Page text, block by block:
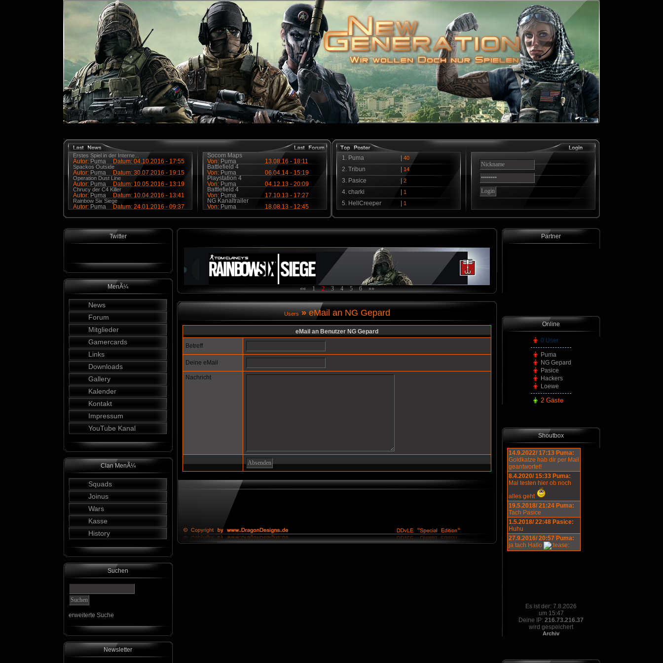
Erstes Spiel in der Interne...
Autor: Puma Datum: 04.10.2016 - 17:55
Spackos Outside
Autor: Puma Datum: 30.07.2016 - 19:15
Operation Dust Line
Autor: Puma Datum: 10.05.2016 - 13:19
Chrucy der C4 Killer
Autor: Puma Datum: 10.04.2016 - 13:41
Rainbow Six Siege
Autor: Puma Datum: 24.01.2016 - 09:37
Socom Maps
Von: Puma 13.08.16 - 18:11
Battlefield 4
Von: Puma 06.04.14 - 15:19
Playstation 4
Von: Puma 04.12.13 - 20:09
Battlefield 4
Von: Puma 17.10.13 - 17:27
NG Kanaltrailer
Von: Puma 18.08.13 - 12:45
1. Puma 40
2. Tribun 14
3. Pasice 2
4. charki 1
5. HellCreeper 1
Twitter
MenÃ¼
News
Forum
Mitglieder
Gamercards
Links
Downloads
Gallery
Kalender
Kontakt
Impressum
YouTube Kanal
Clan MenÃ¼
Squads
Joinus
Wars
Kasse
History
Suchen
erweiterte Suche
Newsletter
«« 1 2 3 4 5 6 »»
Users»eMail an NG Gepard
eMail an Benutzer NG Gepard
Betreff
Deine eMail
Nachricht
Partner
Online
0 User
Puma
NG Gepard
Pasice
Hackers
Loewe
2 Gäste
Shoutbox
14.9.2022/ 17:13 Puma:
Goldkatze hab dir per Mail
geantwortet!
8.4.2020/ 15:33 Puma:
Mal testen hier ob noch
alles geht
19.5.2018/ 21:24 Puma:
Tach Pasice
1.5.2018/ 22:48 Pasice:
Huhu
27.9.2016/ 20:57 Puma:
ja tach Hallo
Es ist der: 7.8.2026
um 15:47
Deine IP: 216.73.216.37
wird gespeichert
Archiv